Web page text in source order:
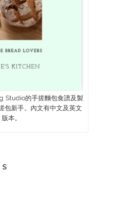
Studio的手搓麵包食譜及製
包新手。內文有中文及英文
版本。